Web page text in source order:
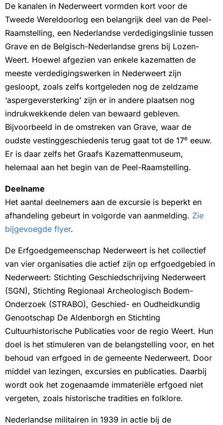
De kanalen in Nederweert vormden kort voor de
Tweede Wereldoorlog een belangrijk deel van de Peel-
Raamstelling, een Nederlandse verdedigingslinie tussen
Grave en de Belgisch-Nederlandse grens bij Lozen-
Weert. Hoewel afgezien van enkele kazematten de
meeste verdedigingswerken in Nederweert zijn
gesloopt, zoals zelfs kortgeleden nog de zeldzame
‘aspergeversterking’ zijn er in andere plaatsen nog
indrukwekkende delen van bewaard gebleven.
Bijvoorbeeld in de omstreken van Grave, waar de
oudste vestinggeschiedenis terug gaat tot de 17e eeuw.
Er is daar zelfs het Graafs Kazemattenmuseum,
helemaal aan het begin van de Peel-Raamstelling.
Deelname
Het aantal deelnemers aan de excursie is beperkt en
afhandeling gebeurt in volgorde van aanmelding. Zie
bijgevoegde flyer.
De Erfgoedgemeenschap Nederweert is het collectief
van vier organisaties die actief zijn op erfgoedgebied in
Nederweert: Stichting Geschiedschrijving Nederweert
(SGN), Stichting Regionaal Archeologisch Bodem-
Onderzoek (STRABO), Geschied- en Oudheidkundig
Genootschap De Aldenborgh en Stichting
Cultuurhistorische Publicaties voor de regio Weert. Hun
doel is het stimuleren van de belangstelling voor, en het
behoud van erfgoed in de gemeente Nederweert. Door
middel van lezingen, excursies en publicaties. Daarbij
wordt ook het zogenaamde immateriële erfgoed niet
vergeten, zoals historische tradities en folklore.
Nederlandse militairen in 1939 in actie bij de